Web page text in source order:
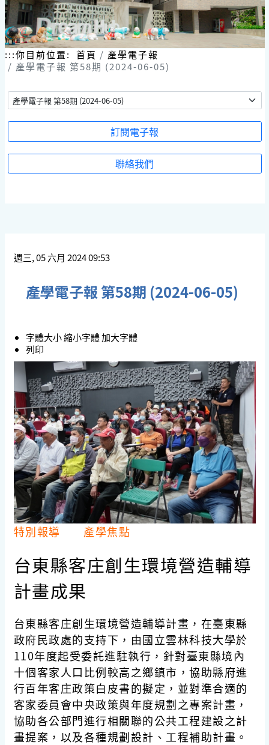
跳
到
主
要
內
塊
:::你目前位置: 首頁
產學電子報
產學電子報 第58期 (2024-06-05)
訂閱電子報
聯絡我們
週三, 05 六月 2024 09:53
產學電子報 第58期 (2024-06-05)
字體大小縮小字體加大字體
列印
特別報導 產學焦點
台東縣客庄創生環境營造輔導
計畫成果
台東縣客庄創生環境營造輔導計畫，在臺東縣
政府民政處的支持下，由國立雲林科技大學於
110年度起受委託進駐執行，針對臺東縣境內
十個客家人口比例較高之鄉鎮市，協助縣府進
行百年客庄政策白皮書的擬定，並對準合適的
客家委員會中央政策與年度規劃之專案計畫，
協助各公部門進行相關聯的公共工程建設之計
畫提案，以及各種規劃設計、工程補助計畫。